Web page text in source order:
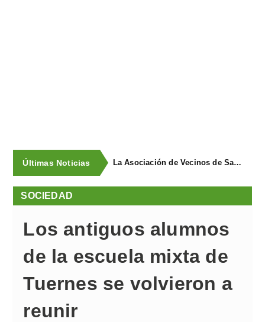
Últimas Noticias La Asociación de Vecinos de Santa Cruz descubrió los Covarones
SOCIEDAD
Los antiguos alumnos
de la escuela mixta de
Tuernes se volvieron a
reunir